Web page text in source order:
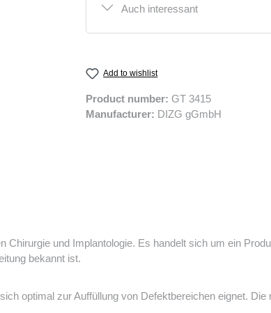
Auch interessant
Add to wishlist
Product number: GT 3415
Manufacturer: DIZG gGmbH
Chirurgie und Implantologie. Es handelt sich um ein
bekannt ist.
optimal zur Auffüllung von Defektbereichen eignet. Die